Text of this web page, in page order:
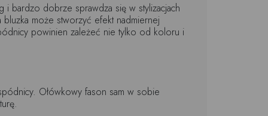
bardzo dobrze sprawdza się w stylizacjach
może stworzyć efekt nadmiernej
powinien zależeć nie tylko od koloru i
Ołówkowy fason sam w sobie